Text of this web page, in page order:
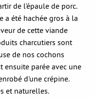
de l’épaule de porc.
a été hachée gros à la
de cette viande
charcutiers sont
de nos cochons
ensuite parée avec une
d'une crépine.
et naturelles.